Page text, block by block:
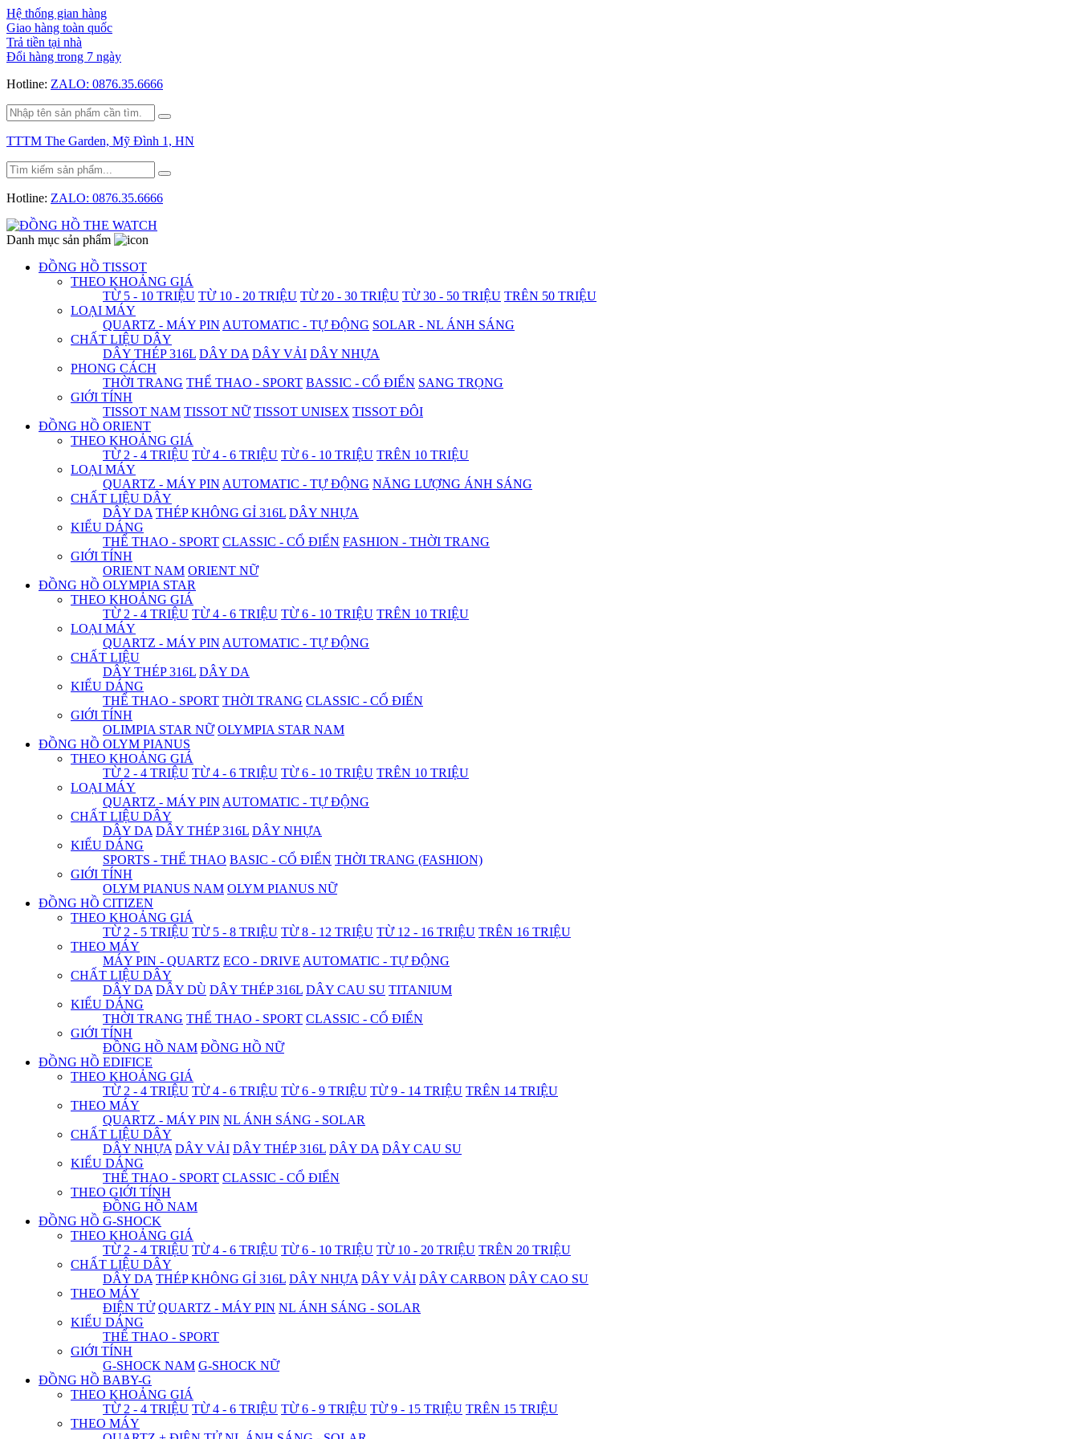
Hệ thống gian hàng
Giao hàng toàn quốc
Trả tiền tại nhà
Đổi hàng trong 7 ngày
Hotline: ZALO: 0876.35.6666
TTTM The Garden, Mỹ Đình 1, HN
Hotline: ZALO: 0876.35.6666
Danh mục sản phẩm
ĐỒNG HỒ TISSOT
THEO KHOẢNG GIÁ
TỪ 5 - 10 TRIỆU TỪ 10 - 20 TRIỆU TỪ 20 - 30 TRIỆU TỪ 30 - 50 TRIỆU TRÊN 50 TRIỆU
LOẠI MÁY
QUARTZ - MÁY PIN AUTOMATIC - TỰ ĐỘNG SOLAR - NL ÁNH SÁNG
CHẤT LIỆU DÂY
DÂY THÉP 316L DÂY DA DÂY VẢI DÂY NHỰA
PHONG CÁCH
THỜI TRANG THỂ THAO - SPORT BASSIC - CỔ ĐIỂN SANG TRỌNG
GIỚI TÍNH
TISSOT NAM TISSOT NỮ TISSOT UNISEX TISSOT ĐÔI
ĐỒNG HỒ ORIENT
THEO KHOẢNG GIÁ
TỪ 2 - 4 TRIỆU TỪ 4 - 6 TRIỆU TỪ 6 - 10 TRIỆU TRÊN 10 TRIỆU
LOẠI MÁY
QUARTZ - MÁY PIN AUTOMATIC - TỰ ĐỘNG NĂNG LƯỢNG ÁNH SÁNG
CHẤT LIỆU DÂY
DÂY DA THÉP KHÔNG GỈ 316L DÂY NHỰA
KIỂU DÁNG
THỂ THAO - SPORT CLASSIC - CỔ ĐIỂN FASHION - THỜI TRANG
GIỚI TÍNH
ORIENT NAM ORIENT NỮ
ĐỒNG HỒ OLYMPIA STAR
THEO KHOẢNG GIÁ
TỪ 2 - 4 TRIỆU TỪ 4 - 6 TRIỆU TỪ 6 - 10 TRIỆU TRÊN 10 TRIỆU
LOẠI MÁY
QUARTZ - MÁY PIN AUTOMATIC - TỰ ĐỘNG
CHẤT LIỆU
DÂY THÉP 316L DÂY DA
KIỂU DÁNG
THỂ THAO - SPORT THỜI TRANG CLASSIC - CỔ ĐIỂN
GIỚI TÍNH
OLIMPIA STAR NỮ OLYMPIA STAR NAM
ĐỒNG HỒ OLYM PIANUS
THEO KHOẢNG GIÁ
TỪ 2 - 4 TRIỆU TỪ 4 - 6 TRIỆU TỪ 6 - 10 TRIỆU TRÊN 10 TRIỆU
LOẠI MÁY
QUARTZ - MÁY PIN AUTOMATIC - TỰ ĐỘNG
CHẤT LIỆU DÂY
DÂY DA DÂY THÉP 316L DÂY NHỰA
KIỂU DÁNG
SPORTS - THỂ THAO BASIC - CỔ ĐIỂN THỜI TRANG (FASHION)
GIỚI TÍNH
OLYM PIANUS NAM OLYM PIANUS NỮ
ĐỒNG HỒ CITIZEN
THEO KHOẢNG GIÁ
TỪ 2 - 5 TRIỆU TỪ 5 - 8 TRIỆU TỪ 8 - 12 TRIỆU TỪ 12 - 16 TRIỆU TRÊN 16 TRIỆU
THEO MÁY
MÁY PIN - QUARTZ ECO - DRIVE AUTOMATIC - TỰ ĐỘNG
CHẤT LIỆU DÂY
DÂY DA DÂY DÙ DÂY THÉP 316L DÂY CAU SU TITANIUM
KIỂU DÁNG
THỜI TRANG THỂ THAO - SPORT CLASSIC - CỔ ĐIỂN
GIỚI TÍNH
ĐỒNG HỒ NAM ĐỒNG HỒ NỮ
ĐỒNG HỒ EDIFICE
THEO KHOẢNG GIÁ
TỪ 2 - 4 TRIỆU TỪ 4 - 6 TRIỆU TỪ 6 - 9 TRIỆU TỪ 9 - 14 TRIỆU TRÊN 14 TRIỆU
THEO MÁY
QUARTZ - MÁY PIN NL ÁNH SÁNG - SOLAR
CHẤT LIỆU DÂY
DÂY NHỰA DÂY VẢI DÂY THÉP 316L DÂY DA DÂY CAU SU
KIỂU DÁNG
THỂ THAO - SPORT CLASSIC - CỔ ĐIỂN
THEO GIỚI TÍNH
ĐỒNG HỒ NAM
ĐỒNG HỒ G-SHOCK
THEO KHOẢNG GIÁ
TỪ 2 - 4 TRIỆU TỪ 4 - 6 TRIỆU TỪ 6 - 10 TRIỆU TỪ 10 - 20 TRIỆU TRÊN 20 TRIỆU
CHẤT LIỆU DÂY
DÂY DA THÉP KHÔNG GỈ 316L DÂY NHỰA DÂY VẢI DÂY CARBON DÂY CAO SU
THEO MÁY
ĐIỆN TỬ QUARTZ - MÁY PIN NL ÁNH SÁNG - SOLAR
KIỂU DÁNG
THỂ THAO - SPORT
GIỚI TÍNH
G-SHOCK NAM G-SHOCK NỮ
ĐỒNG HỒ BABY-G
THEO KHOẢNG GIÁ
TỪ 2 - 4 TRIỆU TỪ 4 - 6 TRIỆU TỪ 6 - 9 TRIỆU TỪ 9 - 15 TRIỆU TRÊN 15 TRIỆU
THEO MÁY